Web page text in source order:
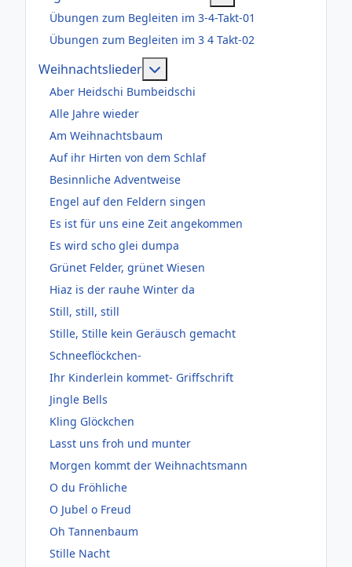
Übungen zum Begleiten im 3-4-Takt-01
Übungen zum Begleiten im 3 4 Takt-02
Weihnachtslieder
Aber Heidschi Bumbeidschi
Alle Jahre wieder
Am Weihnachtsbaum
Auf ihr Hirten von dem Schlaf
Besinnliche Adventweise
Engel auf den Feldern singen
Es ist für uns eine Zeit angekommen
Es wird scho glei dumpa
Grünet Felder, grünet Wiesen
Hiaz is der rauhe Winter da
Still, still, still
Stille, Stille kein Geräusch gemacht
Schneeflöckchen-
Ihr Kinderlein kommet- Griffschrift
Jingle Bells
Kling Glöckchen
Lasst uns froh und munter
Morgen kommt der Weihnachtsmann
O du Fröhliche
O Jubel o Freud
Oh Tannenbaum
Stille Nacht